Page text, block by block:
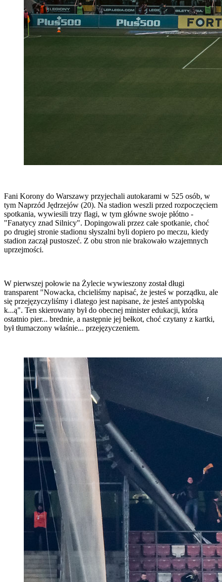
Fani Korony do Warszawy przyjechali autokarami w 525 osób, w
tym Naprzód Jędrzejów (20). Na stadion weszli przed rozpoczęciem
spotkania, wywiesili trzy flagi, w tym główne swoje płótno -
"Fanatycy znad Silnicy". Dopingowali przez całe spotkanie, choć
po drugiej stronie stadionu słyszalni byli dopiero po meczu, kiedy
stadion zaczął pustoszeć. Z obu stron nie brakowało wzajemnych
uprzejmości.
W pierwszej połowie na Żylecie wywieszony został długi
transparent "Nowacka, chcieliśmy napisać, że jesteś w porządku, ale
się przejęzyczyliśmy i dlatego jest napisane, że jesteś antypolską
k...ą". Ten skierowany był do obecnej minister edukacji, która
ostatnio pier... brednie, a następnie jej bełkot, choć czytany z kartki,
był tłumaczony właśnie... przejęzyczeniem.